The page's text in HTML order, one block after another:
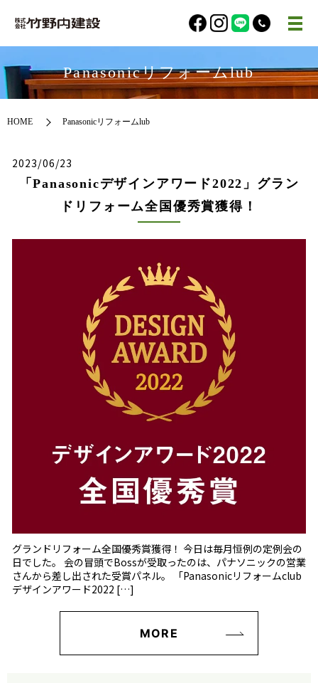
Panasonicリフォームlub
HOME Panasonicリフォームlub
2023/06/23
「Panasonicデザインアワード2022」グラン
ドリフォーム全国優秀賞獲得！
グランドリフォーム全国優秀賞獲得！ 今日は毎月恒例の定例会の
日でした。 会の冒頭でBossが受取ったのは、パナソニックの営業
さんから差し出された受賞パネル。 「Panasonicリフォームclub
デザインアワード2022 […]
MORE